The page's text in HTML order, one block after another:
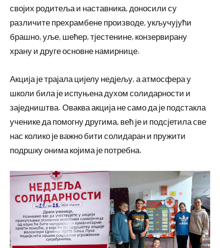
својих родитеља и наставника, доносили су
различите прехрамбене производе, укључујући
брашно, уље, шећер, тјестенине, конзервирану
храну и друге основне намирнице.
Акција је трајала цијелу недјељу, а атмосфера у
школи била је испуњена духом солидарности и
заједништва. Оваква акција не само да је подстакла
ученике да помогну другима, већ је и подсјетила све
нас колико је важно бити солидаран и пружити
подршку онима којима је потребна.